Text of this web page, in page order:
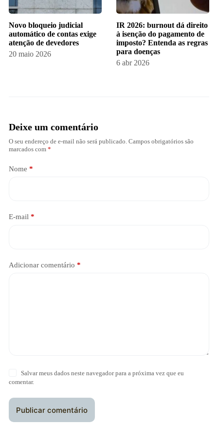
Novo bloqueio judicial
automático de contas exige
atenção de devedores
20 maio 2026
IR 2026: burnout dá direito
à isenção do pagamento de
imposto? Entenda as regras
para doenças
6 abr 2026
Deixe um comentário
O seu endereço de e-mail não será publicado. Campos obrigatórios são
marcados com *
Nome *
E-mail *
Adicionar comentário *
Salvar meus dados neste navegador para a próxima vez que eu
comentar.
Publicar comentário